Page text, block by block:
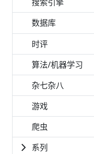
数据库
时评
算法/机器学习
杂七杂八
游戏
爬虫
系列